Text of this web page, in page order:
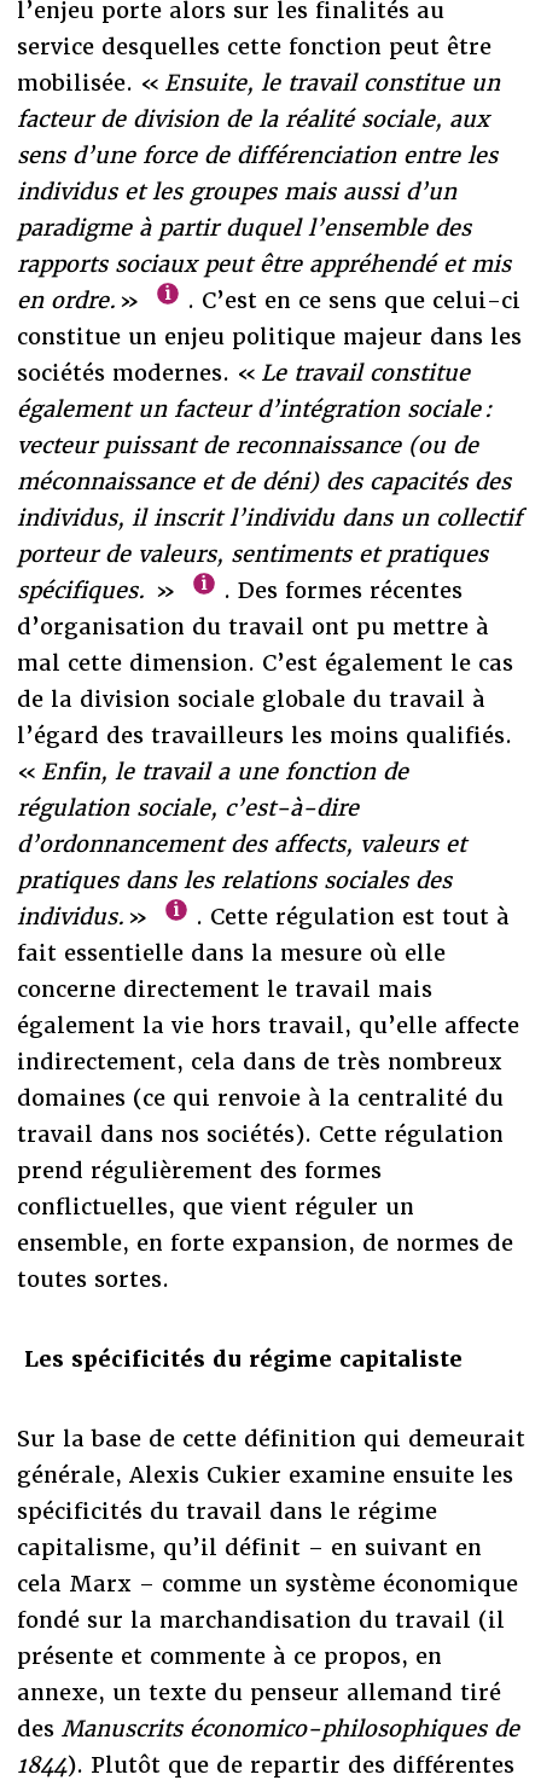
l’enjeu porte alors sur les finalités au
service desquelles cette fonction peut être
mobilisée. « Ensuite, le travail constitue un
facteur de division de la réalité sociale, aux
sens d’une force de différenciation entre les
individus et les groupes mais aussi d’un
paradigme à partir duquel l’ensemble des
rapports sociaux peut être appréhendé et mis
en ordre. »
. C’est en ce sens que celui-ci
constitue un enjeu politique majeur dans les
sociétés modernes. « Le travail constitue
également un facteur d’intégration sociale :
vecteur puissant de reconnaissance (ou de
méconnaissance et de déni) des capacités des
individus, il inscrit l’individu dans un collectif
porteur de valeurs, sentiments et pratiques
spécifiques. »
. Des formes récentes
d’organisation du travail ont pu mettre à
mal cette dimension. C’est également le cas
de la division sociale globale du travail à
l’égard des travailleurs les moins qualifiés.
« Enfin, le travail a une fonction de
régulation sociale, c’est-à-dire
d’ordonnancement des affects, valeurs et
pratiques dans les relations sociales des
individus. »
. Cette régulation est tout à
fait essentielle dans la mesure où elle
concerne directement le travail mais
également la vie hors travail, qu’elle affecte
indirectement, cela dans de très nombreux
domaines (ce qui renvoie à la centralité du
travail dans nos sociétés). Cette régulation
prend régulièrement des formes
conflictuelles, que vient réguler un
ensemble, en forte expansion, de normes de
toutes sortes.
Les spécificités du régime capitaliste
Sur la base de cette définition qui demeurait
générale, Alexis Cukier examine ensuite les
spécificités du travail dans le régime
capitalisme, qu’il définit – en suivant en
cela Marx – comme un système économique
fondé sur la marchandisation du travail (il
présente et commente à ce propos, en
annexe, un texte du penseur allemand tiré
des Manuscrits économico-philosophiques de
1844). Plutôt que de repartir des différentes